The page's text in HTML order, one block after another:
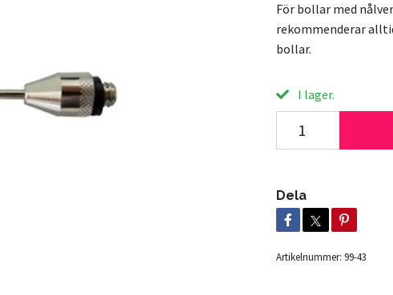
För bollar med
rekommenderar
bollar.
I lager.
Dela
Artikelnummer: 99-43